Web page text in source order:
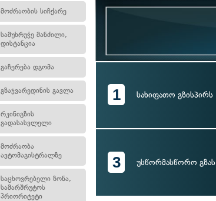
მოძრაობის სიჩქარე
სამუხრუჭე მანძილი,
დისტანცია
გაჩერება დგომა
გზაჯვარედინის გავლა
რკინიგზის
გადასასვლელი
მოძრაობა
ავტომაგისტრალზე
საცხოვრებელი ზონა,
სამარშრუტოს
პრიორიტეტი
1 სახიფათო გზისპირს
3 უსწორმასწორო გზას